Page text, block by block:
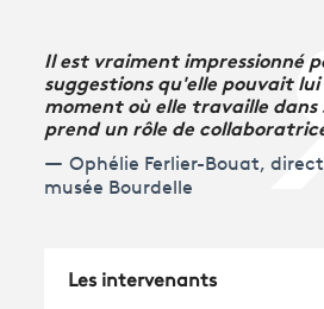
Il est vraiment impressionné
suggestions qu'elle pouvait
moment où elle travaille dans
prend un rôle de
Ophélie Ferlier-Bouat,
musée Bourdelle
Les intervenants